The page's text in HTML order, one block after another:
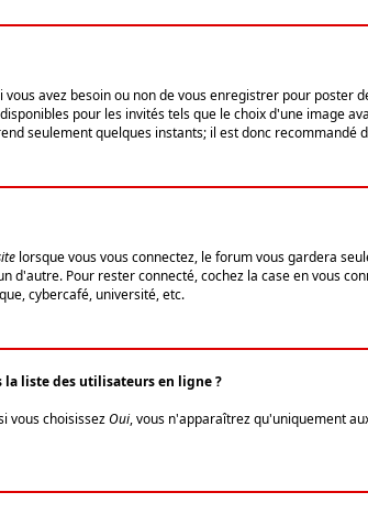
avez besoin ou non de vous enregistrer pour poster
pour les invités tels que le choix d'une image
seulement quelques instants; il est donc recommandé
lorsque vous vous connectez, le forum vous gardera
Pour rester connecté, cochez la case en vous
cybercafé, université, etc.
liste des utilisateurs en ligne ?
vous choisissezOui, vous n'apparaîtrez qu'uniquement